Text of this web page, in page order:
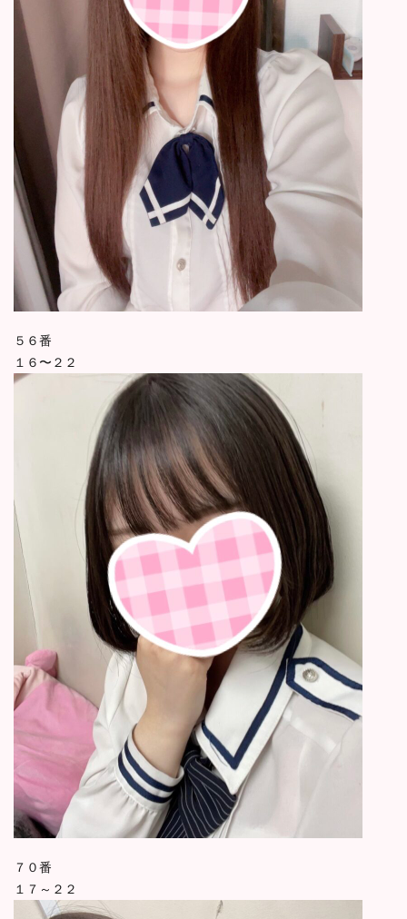
５６番
１６〜２２
７０番
１７～２２